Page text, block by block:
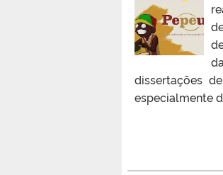
dissertações
especialmente